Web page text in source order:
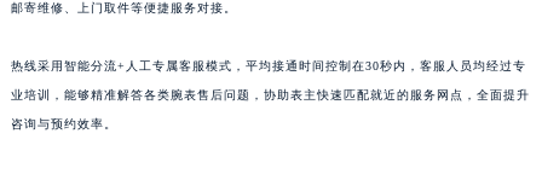
邮寄维修、上门取件等便捷服务对接。
热线采用智能分流+人工专属客服模式，平均接通时间控制在30秒内，客服人员均经过专
业培训，能够精准解答各类腕表售后问题，协助表主快速匹配就近的服务网点，全面提升
咨询与预约效率。